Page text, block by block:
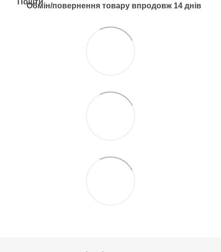
Обмін/повернення товару впродовж 14 днів